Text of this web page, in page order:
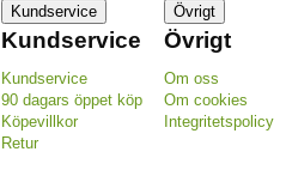
Kundservice
Kundservice
Kundservice
90 dagars öppet köp
Köpevillkor
Retur
Övrigt
Övrigt
Om oss
Om cookies
Integritetspolicy